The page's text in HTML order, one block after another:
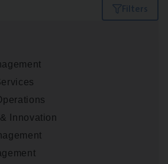
Filters
Innovation
Manager